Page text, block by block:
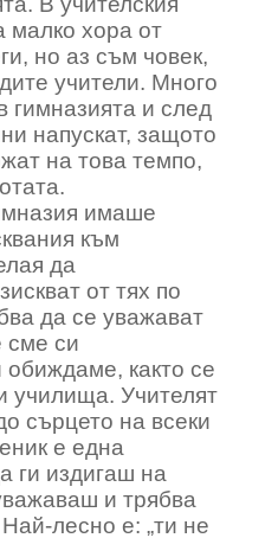
малко хора от
но аз съм човек,
учители. Много
гимназията и след
напускат, защото
на това темпо,
имаше
към
да
от тях по
да се уважават
сме си
обиждаме, както се
училища. Учителят
сърцето на всеки
е една
ги издигаш на
и трябва
лесно е: „ти не